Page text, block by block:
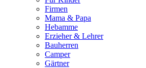
Firmen
Mama & Papa
Hebamme
Erzieher & Lehrer
Bauherren
Camper
Gärtner